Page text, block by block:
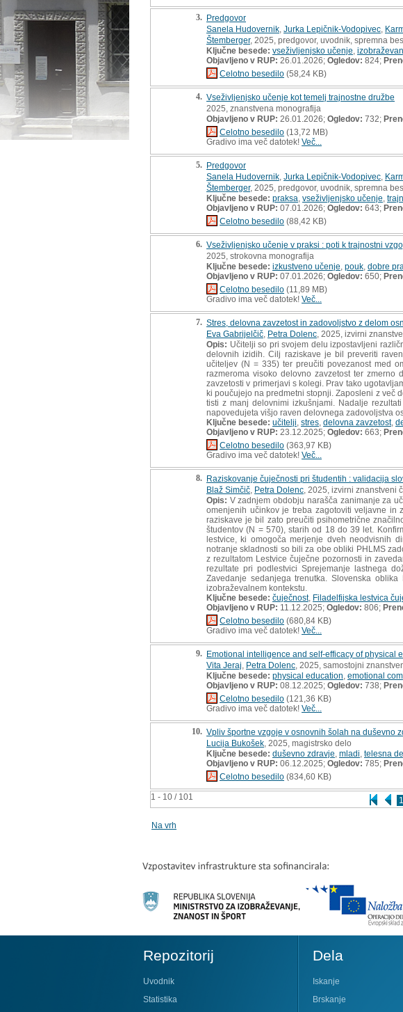
1 - 10 / 101 1
3. Predgovor
Sanela Hudovernik Jurka Lepičnik-Vodopivec
Štemberger, 2025, predgovor, uvodnik, spremna
Ključne besede: vseživljenjsko učenje
Objavljeno v RUP: 26.01.2026; Ogledov: 824;
Celotno besedilo (58,24 KB)
4. Vseživljenjsko učenje kot temelj trajnostne družbe
2025, znanstvena monografija
Objavljeno v RUP: 26.01.2026; Ogledov: 732;
Celotno besedilo (13,72 MB)
Gradivo ima več datotek! Več...
5. Predgovor
Sanela Hudovernik Jurka Lepičnik-Vodopivec
Štemberger, 2025, predgovor, uvodnik, spremna
Ključne besede: praksa vseživljenjsko učenje
Objavljeno v RUP: 07.01.2026; Ogledov: 643;
Celotno besedilo (88,42 KB)
6. Vseživljenjsko učenje v praksi : poti k trajnostni
2025, strokovna monografija
Ključne besede: izkustveno učenje pouk dobre
Objavljeno v RUP: 07.01.2026; Ogledov: 650;
Celotno besedilo (11,89 MB)
Gradivo ima več datotek! Več...
7. Stres, delovna zavzetost in zadovoljstvo z delom
Eva Gabrijelčič Petra Dolenc , 2025, izvirni
Opis: Učitelji so pri svojem delu izpostavljeni
delovnih izidih. Cilj raziskave je bil preveriti
učiteljev (N = 335) ter preučiti povezanost med
razmeroma visoko delovno zavzetost ter
zavzetosti v primerjavi s kolegi. Prav tako
ki poučujejo na predmetni stopnji. Zaposleni z več
tisti z manj delovnimi izkušnjami. Nadalje
napovedujeta višjo raven delovnega zadovoljstva
Ključne besede: učitelji stres delovna zavzetost,
Objavljeno v RUP: 23.12.2025; Ogledov: 663;
Celotno besedilo (363,97 KB)
Gradivo ima več datotek! Več...
8. Raziskovanje čuječnosti pri študentih : validacija
Blaž Simčič Petra Dolenc , 2025, izvirni znanstveni
Opis: V zadnjem obdobju narašča zanimanje za
omenjenih učinkov je treba zagotoviti veljavne in
raziskave je bil zato preučiti psihometrične
študentov (N = 570), starih od 18 do 39 let.
lestvice, ki omogoča merjenje dveh neodvisnih
notranje skladnosti so bili za obe obliki PHLMS
z rezultatom Lestvice čuječne pozornosti in
rezultate pri podlestvici Sprejemanje lastnega
Zavedanje sedanjega trenutka. Slovenska
izobraževalnem kontekstu.
Ključne besede: čuječnost, Filadelfijska lestvica
Objavljeno v RUP: 11.12.2025; Ogledov: 806;
Celotno besedilo (680,84 KB)
Gradivo ima več datotek! Več...
9. Emotional intelligence and self-efficacy of physical
Vita Jeraj Petra Dolenc , 2025, samostojni
Ključne besede: physical education emotional
Objavljeno v RUP: 08.12.2025; Ogledov: 738;
Celotno besedilo (121,36 KB)
Gradivo ima več datotek! Več...
10. Vpliv športne vzgoje v osnovnih šolah na duševno
Lucija Bukošek , 2025, magistrsko delo
Ključne besede: duševno zdravje mladi telesna
Objavljeno v RUP: 06.12.2025; Ogledov: 785;
Celotno besedilo (834,60 KB)
Na vrh
Repozitorij
Uvodnik
Statistika
Dela
Iskanje
Brskanje